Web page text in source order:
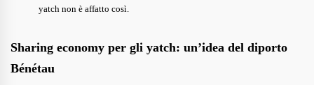
yatch non è affatto così.
Sharing economy per gli yatch: un’idea del diporto
Bénétau